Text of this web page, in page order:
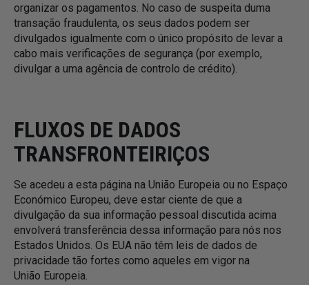
organizar os pagamentos. No caso de suspeita duma
transação fraudulenta, os seus dados podem ser
divulgados igualmente com o único propósito de levar a
cabo mais verificações de segurança (por exemplo,
divulgar a uma agência de controlo de crédito).
FLUXOS DE DADOS
TRANSFRONTEIRIÇOS
Se acedeu a esta página na União Europeia ou no Espaço
Económico Europeu, deve estar ciente de que a
divulgação da sua informação pessoal discutida acima
envolverá transferência dessa informação para nós nos
Estados Unidos. Os EUA não têm leis de dados de
privacidade tão fortes como aqueles em vigor na
União Europeia.